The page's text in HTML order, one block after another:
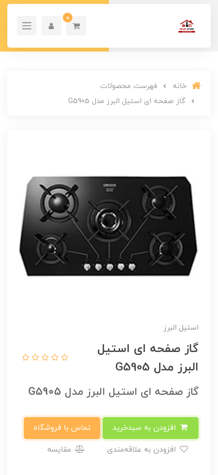
0
خانه
فهرست محصولات
گاز صفحه ای استیل البرز مدل G5905
استیل البرز
گاز صفحه ای استیل
البرز مدل G5905
گاز صفحه ای استیل البرز مدل G5905
تماس با فروشگاه
مقایسه